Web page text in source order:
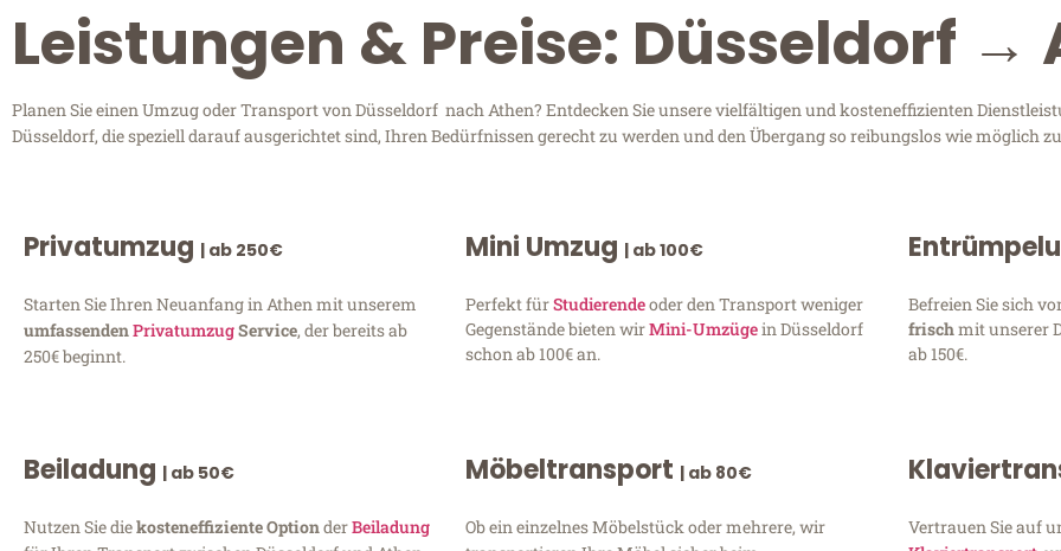
Leistungen & Preise: Düsseldorf →
Planen Sie einen Umzug oder Transport von Düsseldorf nach Athen? Entdecken Sie unsere vielfältigen und kosteneffizienten
Düsseldorf, die speziell darauf ausgerichtet sind, Ihren Bedürfnissen gerecht zu werden und den Übergang so reibungslos wie möglich
Privatumzug | ab 250€
Starten Sie Ihren Neuanfang in Athen mit unserem
umfassendenPrivatumzugService, der bereits ab
250€ beginnt.
Mini Umzug | ab 100€
Perfekt fürStudierendeoder den Transport weniger
Gegenstände bieten wirMini-Umzügein Düsseldorf
schon ab 100€ an.
Befreien Sie sich
frischmit unserer
ab 150€.
Beiladung | ab 50€
Nutzen Sie diekosteneffiziente OptionderBeiladung
Möbeltransport | ab 80€
Ob ein einzelnes Möbelstück oder mehrere, wir
Vertrauen Sie auf